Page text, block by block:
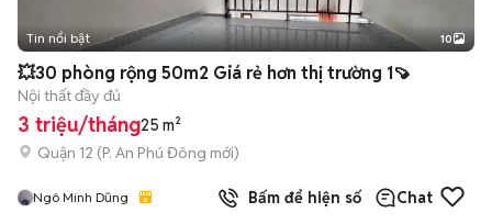
+2
Tin nổi bật 10
💥30 phòng rộng 50m2 Giá rẻ hơn thị trường 1🍠
Nội thất đầy đủ
3 triệu/tháng25 m²
Quận 12 (P. An Phú Đông mới)
Ngô Minh Dũng Bấm để hiện số Chat